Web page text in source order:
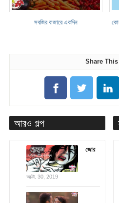
সবজির বাজারে একদিন
Share
আরও গল্প
জোর
অক্টো. 30, 2019